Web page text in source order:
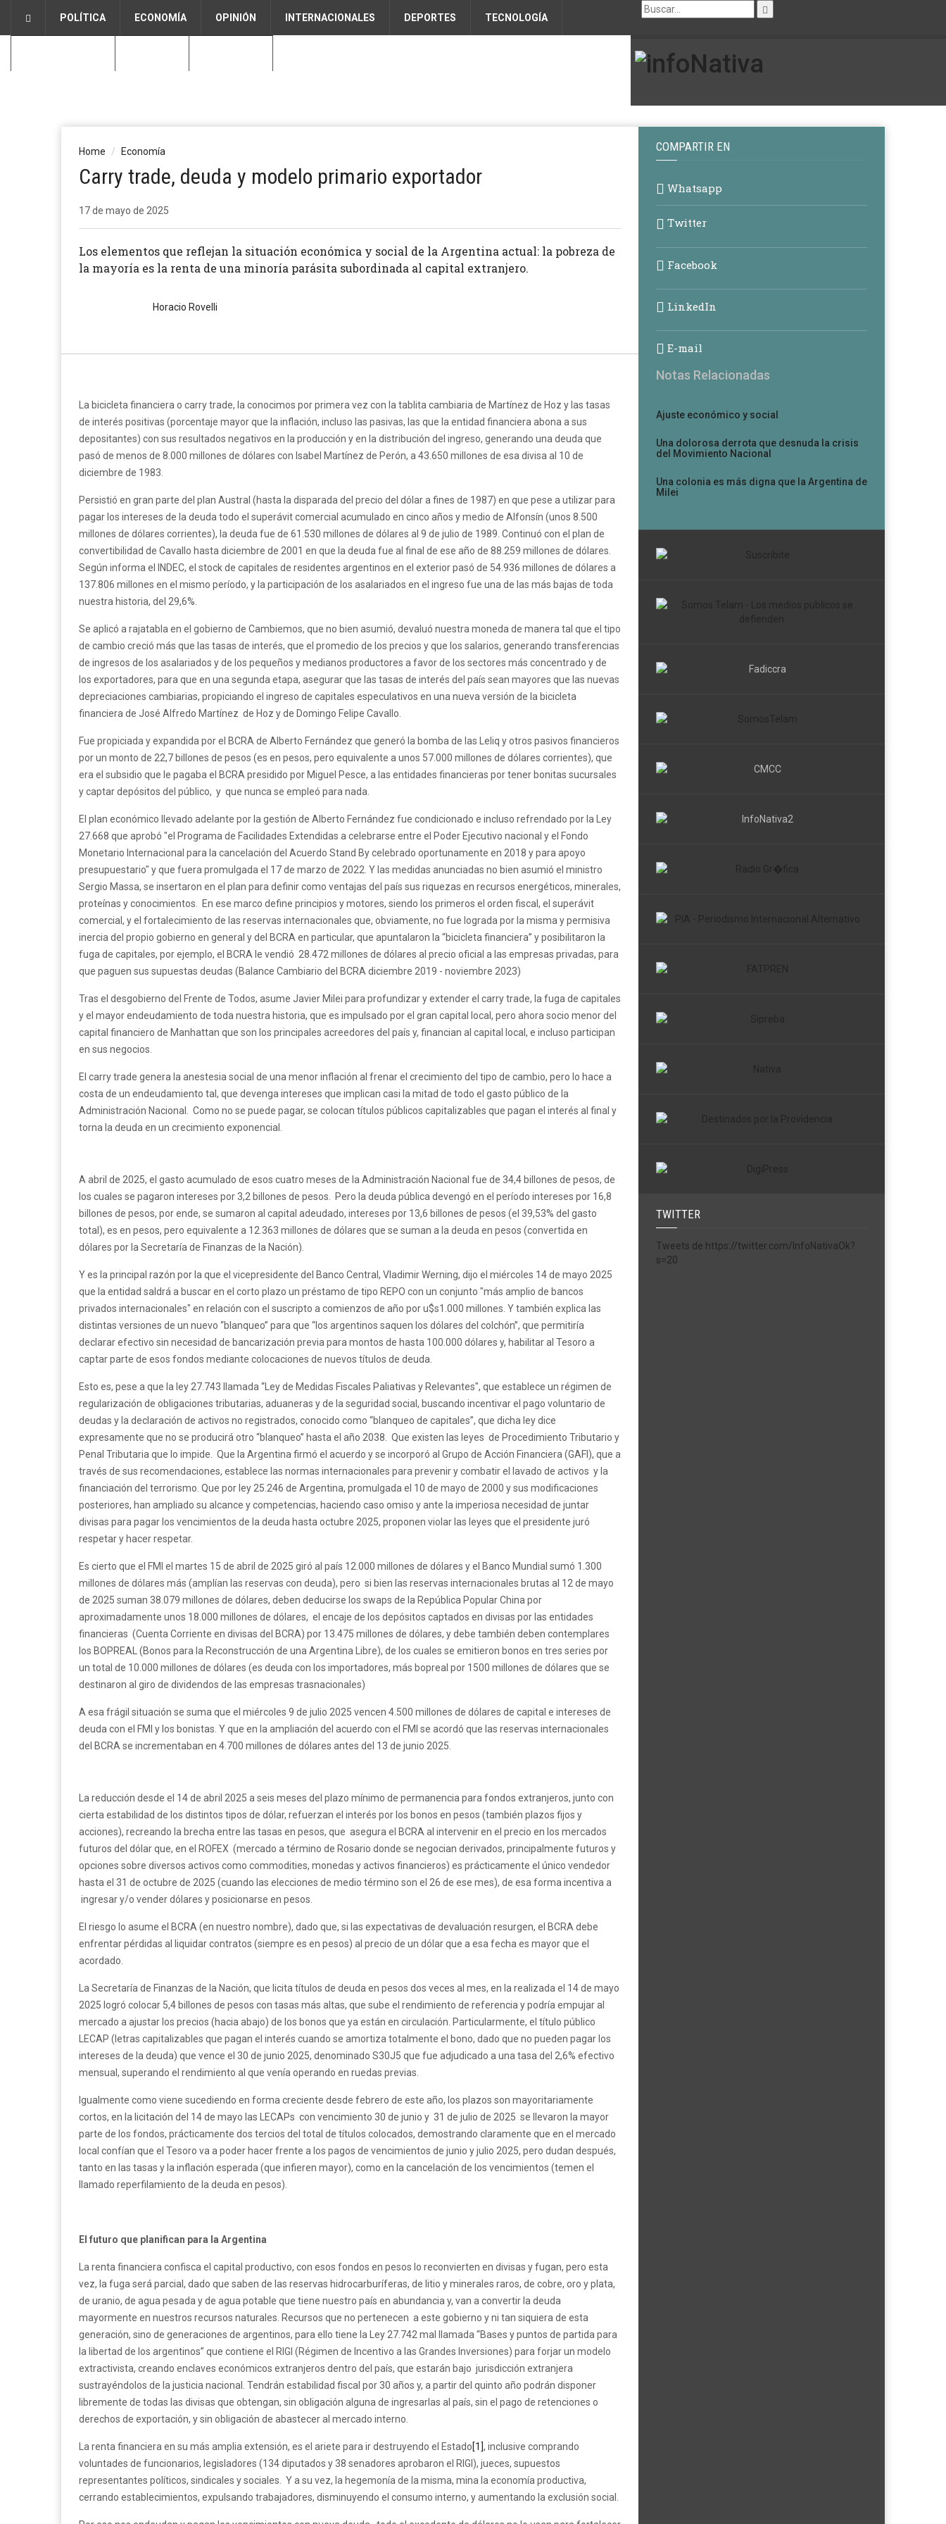
POLÍTICA ECONOMÍA OPINIÓN INTERNACIONALES DEPORTES TECNOLOGÍA
Home Economía
Carry trade, deuda y modelo primario exportador
17 de mayo de 2025
Los elementos que reflejan la situación económica y social de la Argentina actual: la pobreza de
la mayoría es la renta de una minoría parásita subordinada al capital extranjero.
Horacio Rovelli
La bicicleta financiera o carry trade, la conocimos por primera vez con la tablita cambiaria de Martínez de Hoz y las tasas
de interés positivas (porcentaje mayor que la inflación, incluso las pasivas, las que la entidad financiera abona a sus
depositantes) con sus resultados negativos en la producción y en la distribución del ingreso, generando una deuda que
pasó de menos de 8.000 millones de dólares con Isabel Martínez de Perón, a 43.650 millones de esa divisa al 10 de
diciembre de 1983.
Persistió en gran parte del plan Austral (hasta la disparada del precio del dólar a fines de 1987) en que pese a utilizar para
pagar los intereses de la deuda todo el superávit comercial acumulado en cinco años y medio de Alfonsín (unos 8.500
millones de dólares corrientes), la deuda fue de 61.530 millones de dólares al 9 de julio de 1989. Continuó con el plan de
convertibilidad de Cavallo hasta diciembre de 2001 en que la deuda fue al final de ese año de 88.259 millones de dólares.
Según informa el INDEC, el stock de capitales de residentes argentinos en el exterior pasó de 54.936 millones de dólares a
137.806 millones en el mismo período, y la participación de los asalariados en el ingreso fue una de las más bajas de toda
nuestra historia, del 29,6%.
Se aplicó a rajatabla en el gobierno de Cambiemos, que no bien asumió, devaluó nuestra moneda de manera tal que el tipo
de cambio creció más que las tasas de interés, que el promedio de los precios y que los salarios, generando transferencias
de ingresos de los asalariados y de los pequeños y medianos productores a favor de los sectores más concentrado y de
los exportadores, para que en una segunda etapa, asegurar que las tasas de interés del país sean mayores que las nuevas
depreciaciones cambiarias, propiciando el ingreso de capitales especulativos en una nueva versión de la bicicleta
financiera de José Alfredo Martínez de Hoz y de Domingo Felipe Cavallo.
Fue propiciada y expandida por el BCRA de Alberto Fernández que generó la bomba de las Leliq y otros pasivos financieros
por un monto de 22,7 billones de pesos (es en pesos, pero equivalente a unos 57.000 millones de dólares corrientes), que
era el subsidio que le pagaba el BCRA presidido por Miguel Pesce, a las entidades financieras por tener bonitas sucursales
y captar depósitos del público, y que nunca se empleó para nada.
El plan económico llevado adelante por la gestión de Alberto Fernández fue condicionado e incluso refrendado por la Ley
27.668 que aprobó "el Programa de Facilidades Extendidas a celebrarse entre el Poder Ejecutivo nacional y el Fondo
Monetario Internacional para la cancelación del Acuerdo Stand By celebrado oportunamente en 2018 y para apoyo
presupuestario" y que fuera promulgada el 17 de marzo de 2022. Y las medidas anunciadas no bien asumió el ministro
Sergio Massa, se insertaron en el plan para definir como ventajas del país sus riquezas en recursos energéticos, minerales,
proteínas y conocimientos. En ese marco define principios y motores, siendo los primeros el orden fiscal, el superávit
comercial, y el fortalecimiento de las reservas internacionales que, obviamente, no fue lograda por la misma y permisiva
inercia del propio gobierno en general y del BCRA en particular, que apuntalaron la “bicicleta financiera” y posibilitaron la
fuga de capitales, por ejemplo, el BCRA le vendió 28.472 millones de dólares al precio oficial a las empresas privadas, para
que paguen sus supuestas deudas (Balance Cambiario del BCRA diciembre 2019 - noviembre 2023)
Tras el desgobierno del Frente de Todos, asume Javier Milei para profundizar y extender el carry trade, la fuga de capitales
y el mayor endeudamiento de toda nuestra historia, que es impulsado por el gran capital local, pero ahora socio menor del
capital financiero de Manhattan que son los principales acreedores del país y, financian al capital local, e incluso participan
en sus negocios.
El carry trade genera la anestesia social de una menor inflación al frenar el crecimiento del tipo de cambio, pero lo hace a
costa de un endeudamiento tal, que devenga intereses que implican casi la mitad de todo el gasto público de la
Administración Nacional. Como no se puede pagar, se colocan títulos públicos capitalizables que pagan el interés al final y
torna la deuda en un crecimiento exponencial.
A abril de 2025, el gasto acumulado de esos cuatro meses de la Administración Nacional fue de 34,4 billones de pesos, de
los cuales se pagaron intereses por 3,2 billones de pesos. Pero la deuda pública devengó en el período intereses por 16,8
billones de pesos, por ende, se sumaron al capital adeudado, intereses por 13,6 billones de pesos (el 39,53% del gasto
total), es en pesos, pero equivalente a 12.363 millones de dólares que se suman a la deuda en pesos (convertida en
dólares por la Secretaría de Finanzas de la Nación).
Y es la principal razón por la que el vicepresidente del Banco Central, Vladimir Werning, dijo el miércoles 14 de mayo 2025
que la entidad saldrá a buscar en el corto plazo un préstamo de tipo REPO con un conjunto "más amplio de bancos
privados internacionales" en relación con el suscripto a comienzos de año por u$s1.000 millones. Y también explica las
distintas versiones de un nuevo “blanqueo” para que “los argentinos saquen los dólares del colchón”, que permitiría
declarar efectivo sin necesidad de bancarización previa para montos de hasta 100.000 dólares y, habilitar al Tesoro a
captar parte de esos fondos mediante colocaciones de nuevos títulos de deuda.
Esto es, pese a que la ley 27.743 llamada “Ley de Medidas Fiscales Paliativas y Relevantes", que establece un régimen de
regularización de obligaciones tributarias, aduaneras y de la seguridad social, buscando incentivar el pago voluntario de
deudas y la declaración de activos no registrados, conocido como “blanqueo de capitales”, que dicha ley dice
expresamente que no se producirá otro “blanqueo” hasta el año 2038. Que existen las leyes de Procedimiento Tributario y
Penal Tributaria que lo impide. Que la Argentina firmó el acuerdo y se incorporó al Grupo de Acción Financiera (GAFI), que a
través de sus recomendaciones, establece las normas internacionales para prevenir y combatir el lavado de activos y la
financiación del terrorismo. Que por ley 25.246 de Argentina, promulgada el 10 de mayo de 2000 y sus modificaciones
posteriores, han ampliado su alcance y competencias, haciendo caso omiso y ante la imperiosa necesidad de juntar
divisas para pagar los vencimientos de la deuda hasta octubre 2025, proponen violar las leyes que el presidente juró
respetar y hacer respetar.
Es cierto que el FMI el martes 15 de abril de 2025 giró al país 12.000 millones de dólares y el Banco Mundial sumó 1.300
millones de dólares más (amplían las reservas con deuda), pero si bien las reservas internacionales brutas al 12 de mayo
de 2025 suman 38.079 millones de dólares, deben deducirse los swaps de la República Popular China por
aproximadamente unos 18.000 millones de dólares, el encaje de los depósitos captados en divisas por las entidades
financieras (Cuenta Corriente en divisas del BCRA) por 13.475 millones de dólares, y debe también deben contemplares
los BOPREAL (Bonos para la Reconstrucción de una Argentina Libre), de los cuales se emitieron bonos en tres series por
un total de 10.000 millones de dólares (es deuda con los importadores, más bopreal por 1500 millones de dólares que se
destinaron al giro de dividendos de las empresas trasnacionales)
A esa frágil situación se suma que el miércoles 9 de julio 2025 vencen 4.500 millones de dólares de capital e intereses de
deuda con el FMI y los bonistas. Y que en la ampliación del acuerdo con el FMI se acordó que las reservas internacionales
del BCRA se incrementaban en 4.700 millones de dólares antes del 13 de junio 2025.
La reducción desde el 14 de abril 2025 a seis meses del plazo mínimo de permanencia para fondos extranjeros, junto con
cierta estabilidad de los distintos tipos de dólar, refuerzan el interés por los bonos en pesos (también plazos fijos y
acciones), recreando la brecha entre las tasas en pesos, que asegura el BCRA al intervenir en el precio en los mercados
futuros del dólar que, en el ROFEX (mercado a término de Rosario donde se negocian derivados, principalmente futuros y
opciones sobre diversos activos como commodities, monedas y activos financieros) es prácticamente el único vendedor
hasta el 31 de octubre de 2025 (cuando las elecciones de medio término son el 26 de ese mes), de esa forma incentiva a
ingresar y/o vender dólares y posicionarse en pesos.
El riesgo lo asume el BCRA (en nuestro nombre), dado que, si las expectativas de devaluación resurgen, el BCRA debe
enfrentar pérdidas al liquidar contratos (siempre es en pesos) al precio de un dólar que a esa fecha es mayor que el
acordado.
La Secretaría de Finanzas de la Nación, que licita títulos de deuda en pesos dos veces al mes, en la realizada el 14 de mayo
2025 logró colocar 5,4 billones de pesos con tasas más altas, que sube el rendimiento de referencia y podría empujar al
mercado a ajustar los precios (hacia abajo) de los bonos que ya están en circulación. Particularmente, el título público
LECAP (letras capitalizables que pagan el interés cuando se amortiza totalmente el bono, dado que no pueden pagar los
intereses de la deuda) que vence el 30 de junio 2025, denominado S30J5 que fue adjudicado a una tasa del 2,6% efectivo
mensual, superando el rendimiento al que venía operando en ruedas previas.
Igualmente como viene sucediendo en forma creciente desde febrero de este año, los plazos son mayoritariamente
cortos, en la licitación del 14 de mayo las LECAPs con vencimiento 30 de junio y 31 de julio de 2025 se llevaron la mayor
parte de los fondos, prácticamente dos tercios del total de títulos colocados, demostrando claramente que en el mercado
local confían que el Tesoro va a poder hacer frente a los pagos de vencimientos de junio y julio 2025, pero dudan después,
tanto en las tasas y la inflación esperada (que infieren mayor), como en la cancelación de los vencimientos (temen el
llamado reperfilamiento de la deuda en pesos).
El futuro que planifican para la Argentina
La renta financiera confisca el capital productivo, con esos fondos en pesos lo reconvierten en divisas y fugan, pero esta
vez, la fuga será parcial, dado que saben de las reservas hidrocarburíferas, de litio y minerales raros, de cobre, oro y plata,
de uranio, de agua pesada y de agua potable que tiene nuestro país en abundancia y, van a convertir la deuda
mayormente en nuestros recursos naturales. Recursos que no pertenecen a este gobierno y ni tan siquiera de esta
generación, sino de generaciones de argentinos, para ello tiene la Ley 27.742 mal llamada “Bases y puntos de partida para
la libertad de los argentinos” que contiene el RIGI (Régimen de Incentivo a las Grandes Inversiones) para forjar un modelo
extractivista, creando enclaves económicos extranjeros dentro del país, que estarán bajo jurisdicción extranjera
sustrayéndolos de la justicia nacional. Tendrán estabilidad fiscal por 30 años y, a partir del quinto año podrán disponer
libremente de todas las divisas que obtengan, sin obligación alguna de ingresarlas al país, sin el pago de retenciones o
derechos de exportación, y sin obligación de abastecer al mercado interno.
La renta financiera en su más amplia extensión, es el ariete para ir destruyendo el Estado[1], inclusive comprando
voluntades de funcionarios, legisladores (134 diputados y 38 senadores aprobaron el RIGI), jueces, supuestos
representantes políticos, sindicales y sociales. Y a su vez, la hegemonía de la misma, mina la economía productiva,
cerrando establecimientos, expulsando trabajadores, disminuyendo el consumo interno, y aumentando la exclusión social.
COMPARTIR EN
Whatsapp
Twitter
Facebook
LinkedIn
E-mail
Notas Relacionadas
Ajuste económico y social
Una dolorosa derrota que desnuda la crisis
del Movimiento Nacional
Una colonia es más digna que la Argentina de
Milei
TWITTER
Tweets de https://twitter.com/InfoNativaOk?
s=20